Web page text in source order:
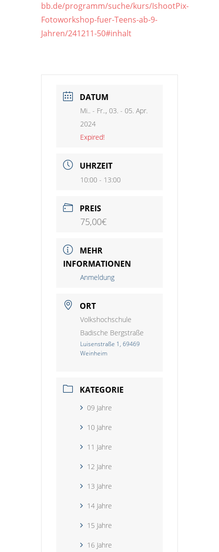
bb.de/programm/suche/kurs/IshootPix-
Fotoworkshop-fuer-Teens-ab-9-
Jahren/241211-50#inhalt
DATUM
Mi.. - Fr.., 03. - 05. Apr.
2024
Expired!
UHRZEIT
10:00 - 13:00
PREIS
75,00€
MEHR
INFORMATIONEN
Anmeldung
ORT
Volkshochschule
Badische Bergstraße
Luisenstraße 1, 69469
Weinheim
KATEGORIE
09 Jahre
10 Jahre
11 Jahre
12 Jahre
13 Jahre
14 Jahre
15 Jahre
16 Jahre